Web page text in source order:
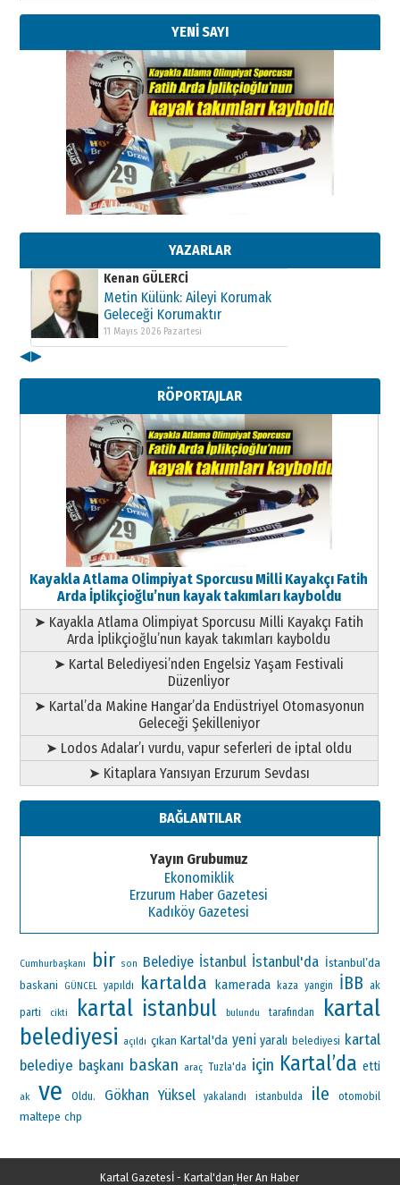
YENİ SAYI
YAZARLAR
Kenan GÜLERCİ
Metin Külünk: Aileyi Korumak
11 Mayıs 2026 Pazartesi
Kenan GÜLERCİ
Metin Külünk: Aileyi Korumak
Geleceği Korumaktır
11 Mayıs 2026 Pazartesi
Metin Külünk: Aileyi Korumak
Geleceği Korumaktır
11 Mayıs 2026 Pazartesi
◀▶
RÖPORTAJLAR
Kayakla Atlama Olimpiyat Sporcusu Milli Kayakçı Fatih
Arda İplikçioğlu’nun kayak takımları kayboldu
➤ Kayakla Atlama Olimpiyat Sporcusu Milli Kayakçı Fatih
Arda İplikçioğlu’nun kayak takımları kayboldu
➤ Kartal Belediyesi’nden Engelsiz Yaşam Festivali
Düzenliyor
➤ Kartal’da Makine Hangar’da Endüstriyel Otomasyonun
Geleceği Şekilleniyor
➤ Lodos Adalar’ı vurdu, vapur seferleri de iptal oldu
➤ Kitaplara Yansıyan Erzurum Sevdası
BAĞLANTILAR
Yayın Grubumuz
Ekonomiklik
Erzurum Haber Gazetesi
Kadıköy Gazetesi
Cumhurbaşkanı bir son Belediye İstanbul İstanbul'da İstanbul’da
baskani GÜNCEL yapıldı kartalda kamerada kaza yangin İBB ak
parti
cikti kartal istanbul bulundu tarafından
kartal
belediyesi
açıldı çıkan Kartal'da yeni yaralı belediyesi kartal
belediye başkanı baskan araç Tuzla'da için Kartal’da etti
ak ve Oldu. Gökhan Yüksel yakalandı istanbulda ile otomobil
maltepe chp
Kartal Gazetesİ - Kartal'dan Her An Haber